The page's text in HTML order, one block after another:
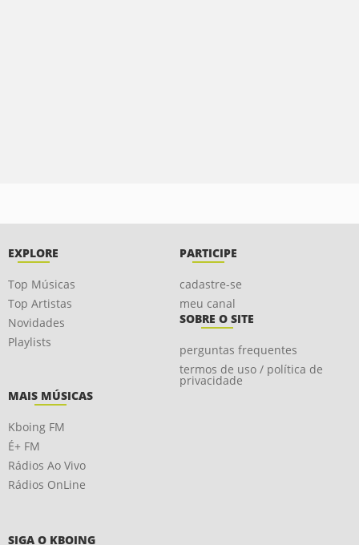
EXPLORE
Top Músicas
Top Artistas
Novidades
Playlists
PARTICIPE
cadastre-se
meu canal
SOBRE O SITE
perguntas frequentes
termos de uso / política de
privacidade
MAIS MÚSICAS
Kboing FM
É+ FM
Rádios Ao Vivo
Rádios OnLine
SIGA O KBOING